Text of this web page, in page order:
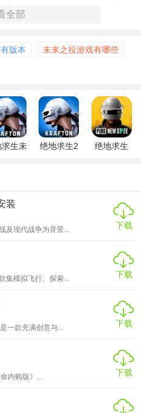
能。
存能力。
缩小的游戏区域内与其他玩家
者。
的近未来世界为背景，引入了
幻元素，为玩家带来全新的
味性。
磁风暴等动态天气系统会影响
和挑战性。
自由组合枪械配件，打造属于
可玩性和个性化。
台组队，玩家可以与不同平台
全部
版本 未来之役游戏有哪些
求生未
绝地求生2
绝地求生
装
及现代战争为背景...
下载
集模拟飞行、探索...
下载
一款充满创意与...
下载
《我的使命内购版》...
下载